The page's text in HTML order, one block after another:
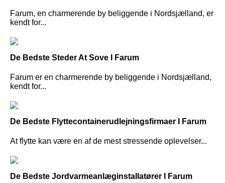
Farum, en charmerende by beliggende i Nordsjælland, er
kendt for...
De Bedste Steder At Sove I Farum
Farum er en charmerende by beliggende i Nordsjælland,
kendt for...
De Bedste Flyttecontainerudlejningsfirmaer I Farum
At flytte kan være en af de mest stressende oplevelser...
De Bedste Jordvarmeanlæginstallatører I Farum